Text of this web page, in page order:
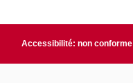
Accessibilité: non conforme